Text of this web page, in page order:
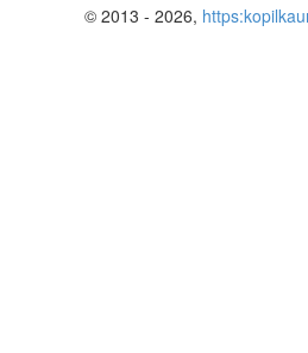
© 2013 - 2026,